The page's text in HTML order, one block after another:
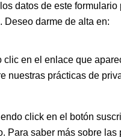
datos de este formulario
Deseo darme de alta en:
en el enlace que
nuestras prácticas de
click en el botón
Para saber mássobre las